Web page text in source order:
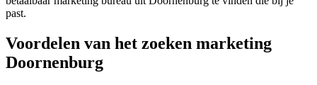
past.
Voordelen van het zoeken marketing
Doornenburg